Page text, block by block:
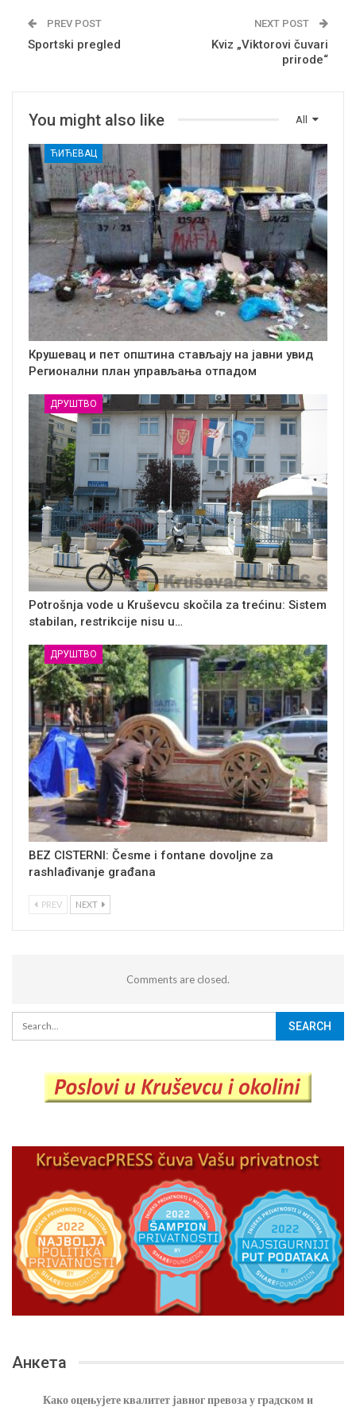
PREV POST
Sportski pregled
NEXT POST
Kviz „Viktorovi čuvari
prirode“
All
You might also like
ЋИЋЕВАЦ
Крушевац и пет општина стављају на јавни увид
Регионални план управљања отпадом
ДРУШТВО
Potrošnja vode u Kruševcu skočila za trećinu: Sistem
stabilan, restrikcije nisu u…
ДРУШТВО
BEZ CISTERNI: Česme i fontane dovoljne za
rashlađivanje građana
PREV NEXT
Comments are closed.
Анкета
Како оцењујете квалитет јавног превоза у градском и